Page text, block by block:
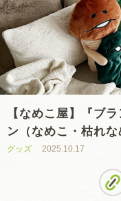
【なめこ屋】『ブ
ン（なめこ・枯れ
グッズ 2025.10.17